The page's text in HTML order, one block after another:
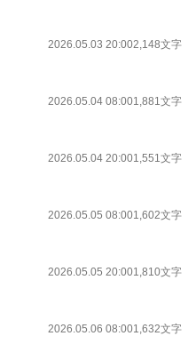
2026.05.03 20:002,148文字
2026.05.04 08:001,881文字
2026.05.04 20:001,551文字
2026.05.05 08:001,602文字
2026.05.05 20:001,810文字
2026.05.06 08:001,632文字